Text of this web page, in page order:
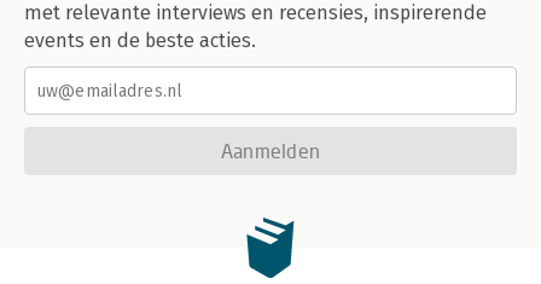
met relevante interviews en recensies, inspirerende
events en de beste acties.
Aanmelden